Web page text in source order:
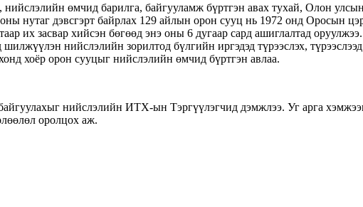
өмчид барилга, байгууламж бүртгэн авах тухай, Олон
нутаг дэвсгэрт байрлах 129 айлын орон сууц нь 1972 онд Оросын
их засвар хийсэн бөгөөд энэ оны 6 дугаар сард ашиглалтад
нийслэлийн зорилтод бүлгийн иргэдэд түрээслэх,
хоёр орон сууцыг нийслэлийн өмчид бүртгэн авлаа.
нийслэлийн ИТХ-ын Тэргүүлэгчид дэмжлээ. Уг арга
оролцох аж.